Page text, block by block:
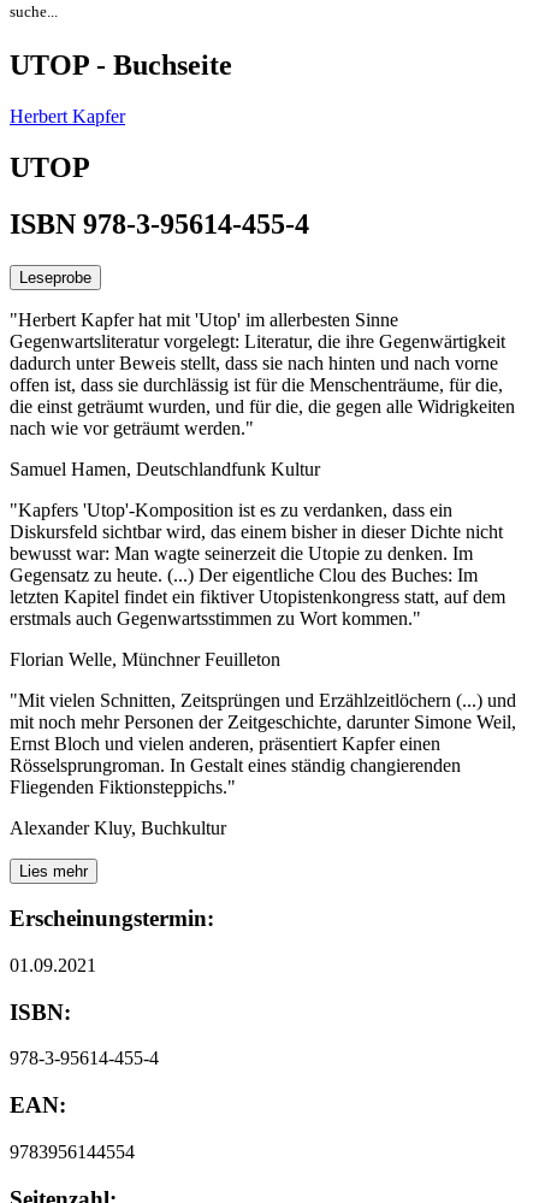
UTOP - Buchseite
Herbert Kapfer
UTOP
ISBN 978-3-95614-455-4
Leseprobe
"Herbert Kapfer hat mit 'Utop' im allerbesten Sinne
Gegenwartsliteratur vorgelegt: Literatur, die ihre Gegenwärtigkeit
dadurch unter Beweis stellt, dass sie nach hinten und nach vorne
offen ist, dass sie durchlässig ist für die Menschenträume, für die,
die einst geträumt wurden, und für die, die gegen alle Widrigkeiten
nach wie vor geträumt werden."
Samuel Hamen, Deutschlandfunk Kultur
"Kapfers 'Utop'-Komposition ist es zu verdanken, dass ein
Diskursfeld sichtbar wird, das einem bisher in dieser Dichte nicht
bewusst war: Man wagte seinerzeit die Utopie zu denken. Im
Gegensatz zu heute. (...) Der eigentliche Clou des Buches: Im
letzten Kapitel findet ein fiktiver Utopistenkongress statt, auf dem
erstmals auch Gegenwartsstimmen zu Wort kommen."
Florian Welle, Münchner Feuilleton
"Mit vielen Schnitten, Zeitsprüngen und Erzählzeitlöchern (...) und
mit noch mehr Personen der Zeitgeschichte, darunter Simone Weil,
Ernst Bloch und vielen anderen, präsentiert Kapfer einen
Rösselsprungroman. In Gestalt eines ständig changierenden
Fliegenden Fiktionsteppichs."
Alexander Kluy, Buchkultur
Lies mehr
Erscheinungstermin:
01.09.2021
ISBN:
978-3-95614-455-4
EAN:
9783956144554